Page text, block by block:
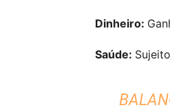
Dinheiro:
Saúde: